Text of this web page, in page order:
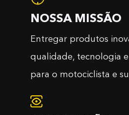
NOSSA MISSÃO
Entregar produtos
qualidade, tecnologia
para o motociclista e